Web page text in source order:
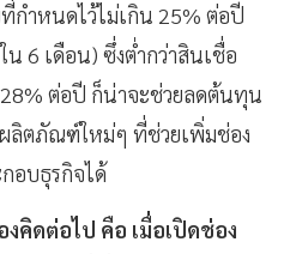
กำหนดไว้ไม่เกิน 25% ต่อปี
น 6 เดือน) ซึ่งต่ำกว่าสินเชื่อ
ต่อปี ก็น่าจะช่วยลดต้นทุน
ผลิตภัณฑ์ใหม่ๆ ที่ช่วยเพิ่มช่อง
อบธุรกิจได้
คิดต่อไป คือ เมื่อเปิดช่อง